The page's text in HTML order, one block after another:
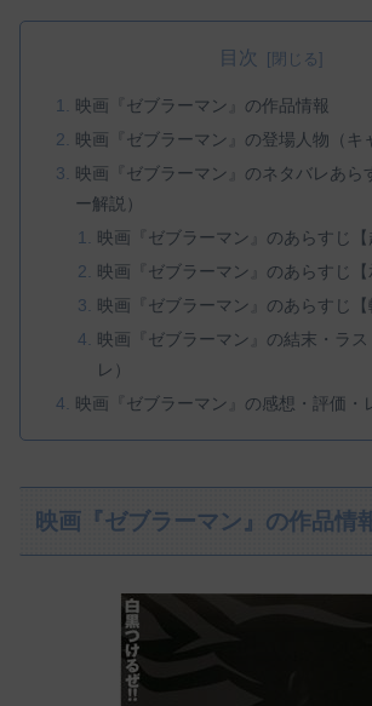
目次
映画『ゼブラーマン』の作品情報
映画『ゼブラーマン』の登場人物（キ
映画『ゼブラーマン』のネタバレあら
ー解説）
映画『ゼブラーマン』のあらすじ【
映画『ゼブラーマン』のあらすじ【
映画『ゼブラーマン』のあらすじ【
映画『ゼブラーマン』の結末・ラ
レ）
映画『ゼブラーマン』の感想・評価・
映画『ゼブラーマン』の作品情